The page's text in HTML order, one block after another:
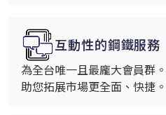
互動性的鋼鐵服務
為全台唯一且最龐大會員群
助您拓展市場更全面、快捷。